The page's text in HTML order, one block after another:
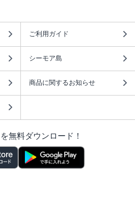
ご利用ガイド
シーモア島
商品に関するお知らせ
無料ダウンロード！